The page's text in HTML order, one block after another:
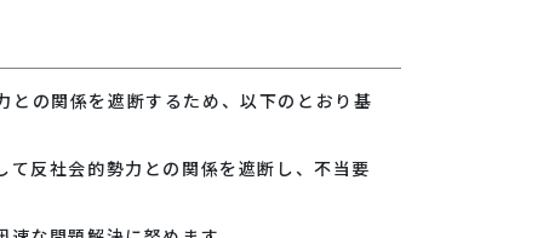
の関係を遮断するため、以下のとおり基
反社会的勢力との関係を遮断し、不当要